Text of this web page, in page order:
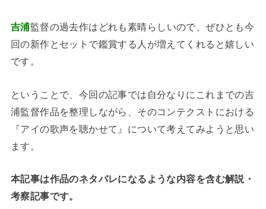
吉浦監督の過去作はどれも素晴らしいので、ぜひとも今
回の新作とセットで鑑賞する人が増えてくれると嬉しい
です。
ということで、今回の記事では自分なりにこれまでの吉
浦監督作品を整理しながら、そのコンテクストにおける
『アイの歌声を聴かせて』について考えてみようと思い
ます。
本記事は作品のネタバレになるような内容を含む解説・
考察記事です。